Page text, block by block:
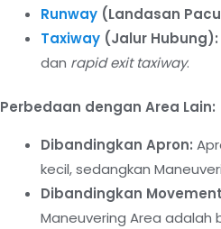
Runway (Landasan
Taxiway (Jalur Hubung):
dan rapid exit taxiway.
Perbedaan dengan Area Lain:
Dibandingkan Apron:
kecil, sedangkan
Dibandingkan
Maneuvering Area adalah